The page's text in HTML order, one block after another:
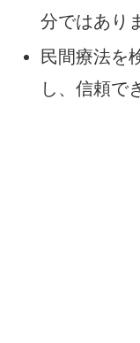
分ではあり
民間療法を
し、信頼で